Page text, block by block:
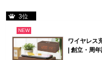
3位
NEW
ワイヤレス
| 創立・周